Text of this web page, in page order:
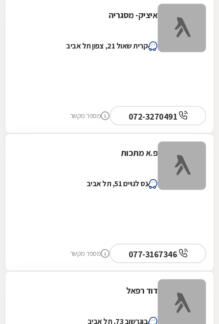
איציק- מסגריה
קרית שאול 21, צפון תל אביב
מספר מקשר
פ.א מתכות
נס לגויים 51, תל אביב
מספר מקשר
דוד רפאל
בוגרשוב 73, תל אביב